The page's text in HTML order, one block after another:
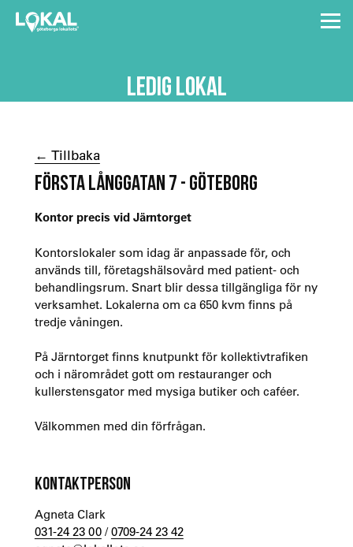
LEDIG LOKAL
← Tillbaka
FÖRSTA LÅNGGATAN 7 - GÖTEBORG
Kontor precis vid Järntorget
Kontorslokaler som idag är anpassade för, och
används till, företagshälsovård med patient- och
behandlingsrum. Snart blir dessa tillgängliga för ny
verksamhet. Lokalerna om ca 650 kvm finns på
tredje våningen.
På Järntorget finns knutpunkt för kollektivtrafiken
och i närområdet gott om restauranger och
kullerstensgator med mysiga butiker och caféer.
Välkommen med din förfrågan.
KONTAKTPERSON
Agneta Clark
031-24 23 00/0709-24 23 42